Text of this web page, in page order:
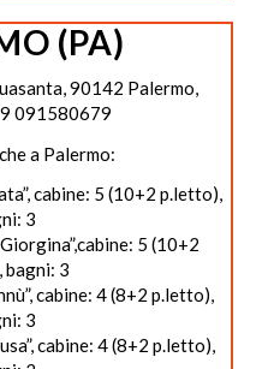
(PA)
90142 Palermo,
091580679
a Palermo:
cabine: 5 (10+2 p.letto),
3
5 (10+2
3
cabine: 4 (8+2 p.letto),
3
cabine: 4 (8+2 p.letto),